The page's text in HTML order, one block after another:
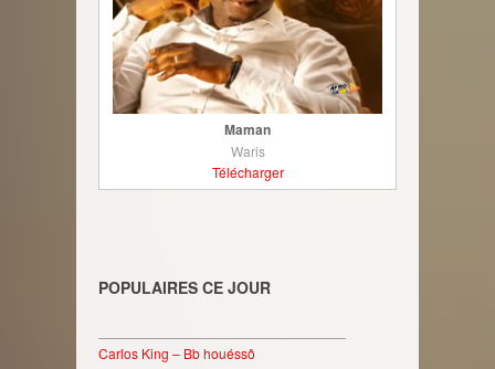
Maman
Waris
Télécharger
POPULAIRES CE JOUR
Carlos King – Bb houéssô